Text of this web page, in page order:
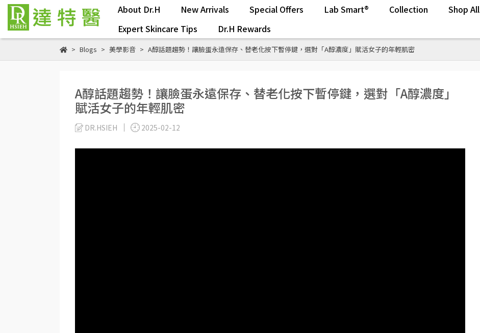
About Dr.H New Arrivals Special Offers Lab Smart® Collection
Shop All
Expert Skincare Tips
Dr.H Rewards
Blogs 美學影音 A醇話題趨勢！讓臉蛋永遠保存、替老化按下暫停鍵，選對「A醇濃度」賦活女子的年輕肌密
A醇話題趨勢！讓臉蛋永遠保存、替老化按下暫停鍵，選對「A醇濃度」
賦活女子的年輕肌密
DR.HSIEH 2025-02-12